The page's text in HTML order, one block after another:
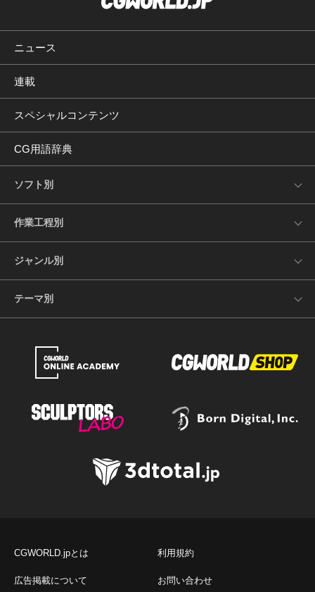
ニュース
連載
スペシャルコンテンツ
CG用語辞典
ソフト別
作業工程別
ジャンル別
テーマ別
CGWORLD.jpとは 利用規約
広告掲載について お問い合わせ